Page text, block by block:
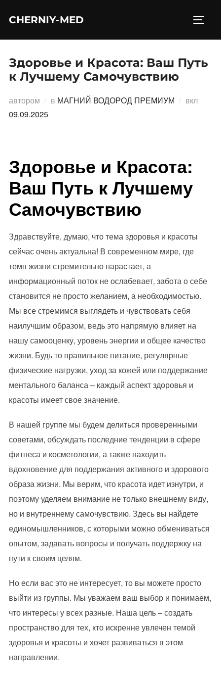
CHERNIY-MED
Здоровье и Красота: Ваш Путь
к Лучшему Самочувствию
автором в МАГНИЙ ВОДОРОД ПРЕМИУМ вкл
09.09.2025
Здоровье и Красота:
Ваш Путь к Лучшему
Самочувствию
Здравствуйте, думаю, что тема здоровья и красоты
сейчас очень актуальна! В современном мире, где
темп жизни стремительно нарастает, а
информационный поток не ослабевает, забота о себе
становится не просто желанием, а необходимостью.
Мы все стремимся выглядеть и чувствовать себя
наилучшим образом, ведь это напрямую влияет на
нашу самооценку, уровень энергии и общее качество
жизни. Будь то правильное питание, регулярные
физические нагрузки, уход за кожей или поддержание
ментального баланса – каждый аспект здоровья и
красоты имеет свое значение.
В нашей группе мы будем делиться проверенными
советами, обсуждать последние тенденции в сфере
фитнеса и косметологии, а также находить
вдохновение для поддержания активного и здорового
образа жизни. Мы верим, что красота идет изнутри, и
поэтому уделяем внимание не только внешнему виду,
но и внутреннему самочувствию. Здесь вы найдете
единомышленников, с которыми можно обмениваться
опытом, задавать вопросы и получать поддержку на
пути к своим целям.
Но если вас это не интересует, то вы можете просто
выйти из группы. Мы уважаем ваш выбор и понимаем,
что интересы у всех разные. Наша цель – создать
пространство для тех, кто искренне увлечен темой
здоровья и красоты и хочет развиваться в этом
направлении.